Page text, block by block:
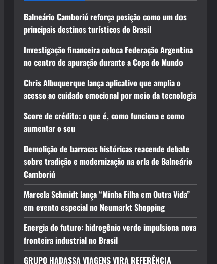
Balneário Camboriú reforça posição como um dos
principais destinos turísticos do Brasil
Investigação financeira coloca Federação Argentina
no centro de apuração durante a Copa do Mundo
Chris Albuquerque lança aplicativo que amplia o
acesso ao cuidado emocional por meio da tecnologia
Score de crédito: o que é, como funciona e como
aumentar o seu
Demolição de barracas históricas reacende debate
sobre tradição e modernização na orla de Balneário
Camboriú
Marcela Schmidt lança “Minha Filha em Outra Vida”
em evento especial no Neumarkt Shopping
Energia do futuro: hidrogênio verde impulsiona nova
fronteira industrial no Brasil
GRUPO HADASSA VIAGENS VIRA REFERÊNCIA